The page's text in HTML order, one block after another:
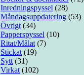
Inredningspyssel (28)
Måndagsuppdatering (53)
Övrigt (34)
Papperspyssel (10)
Ritat/Målat (7)
Stickat (19)
Sytt (31)
Virkat (102)